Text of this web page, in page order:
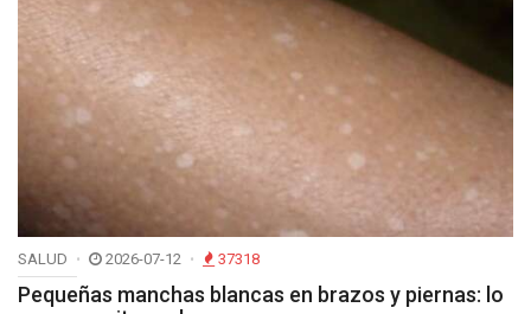
SALUD 2026-07-12 37318
Pequeñas manchas blancas en brazos y piernas: lo